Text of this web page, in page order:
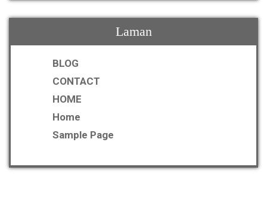
Laman
BLOG
CONTACT
HOME
Home
Sample Page